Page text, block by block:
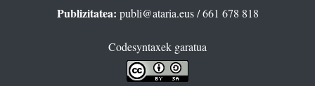
Publizitatea: publi@ataria.eus/ 661 678 818
Codesyntaxek garatua